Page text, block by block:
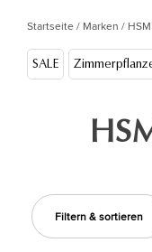
Startseite/ Marken /
SALE
Filtern & sortieren